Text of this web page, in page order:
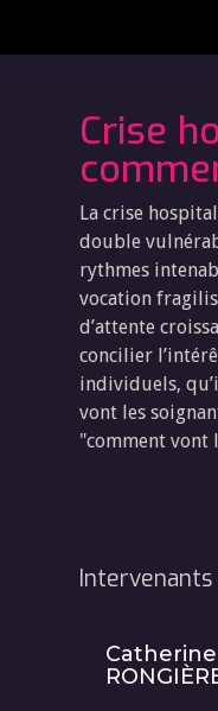
Crise
La crise
double
rythmes
vocation
d’attente
concilier
individuels,
vont les
"comment vont
Intervenants
Catherine